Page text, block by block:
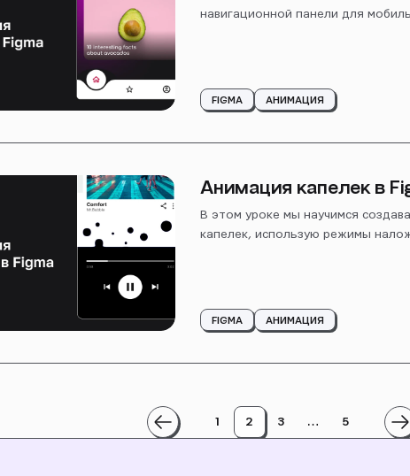
навигационной панели для
FIGMA АНИМАЦИЯ
Анимация капелек в
В этом уроке мы научимся
капелек, использую режимы
FIGMA АНИМАЦИЯ
1 2 3 … 5